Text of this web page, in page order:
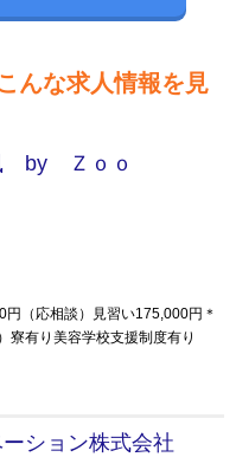
んな求人情報を見
by Ｚｏｏ
（応相談）見習い175,000円＊
寮有り美容学校支援制度有り
ション株式会社